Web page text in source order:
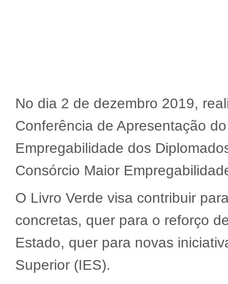
No dia 2 de dezembro 2019,
Conferência de Apresentação
Empregabilidade dos
Consórcio Maior
O Livro Verde visa contribuir
concretas, quer para o reforço
Estado, quer para novas
Superior (IES).